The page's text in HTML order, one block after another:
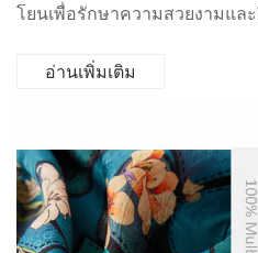
โยนเพื่อรักษาความสวยงามแล
อ่านเพิ่มเติม